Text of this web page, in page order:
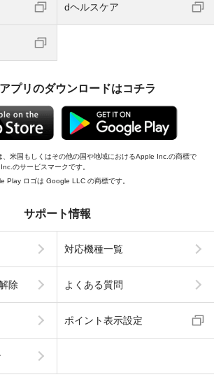
dヘルスケア
プリのダウンロードはコチラ
米国もしくはその他の国や地域におけるApple Inc.の商標で
のサービスマークです。
Play ロゴは Google LLC の商標です。
サポート情報
対応機種一覧
除 よくある質問
ポイント表示設定